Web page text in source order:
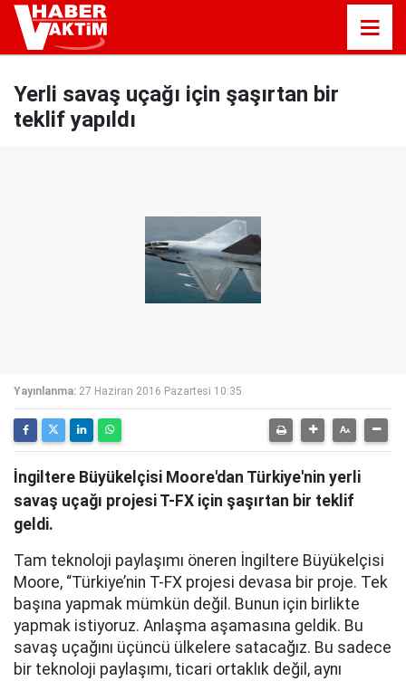
Yerli savaş uçağı için şaşırtan bir
teklif yapıldı
Yayınlanma: 27 Haziran 2016 Pazartesi 10:35
İngiltere Büyükelçisi Moore'dan Türkiye'nin yerli
savaş uçağı projesi T-FX için şaşırtan bir teklif
geldi.
Tam teknoloji paylaşımı öneren İngiltere Büyükelçisi
Moore, “Türkiye’nin T-FX projesi devasa bir proje. Tek
başına yapmak mümkün değil. Bunun için birlikte
yapmak istiyoruz. Anlaşma aşamasına geldik. Bu
savaş uçağını üçüncü ülkelere satacağız. Bu sadece
bir teknoloji paylaşımı, ticari ortaklık değil, aynı